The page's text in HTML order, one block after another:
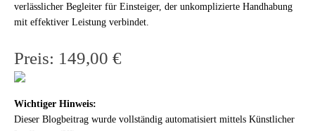
verlässlicher Begleiter für Einsteiger, der unkomplizierte Handhabung
mit effektiver Leistung verbindet.
Preis: 149,00 €
Wichtiger Hinweis:
Dieser Blogbeitrag wurde vollständig automatisiert mittels Künstlicher